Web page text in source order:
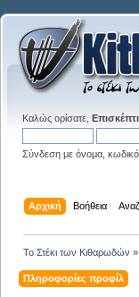
Καλώς ορίσατε,
Σύνδεση με όνομα, κωδικό
Αρχική Βοήθεια
Το Στέκι των Κιθαρωδών »
Πληροφορίες προφίλ